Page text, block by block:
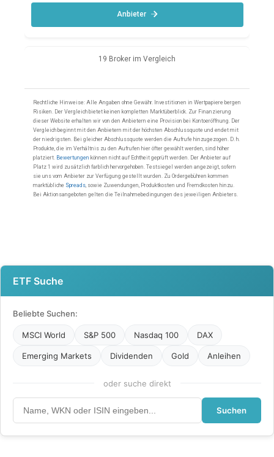
ETF Suche
Beliebte Suchen:
MSCI World S&P 500 Nasdaq 100 DAX
Emerging Markets Dividenden Gold Anleihen
oder suche direkt
Suchen